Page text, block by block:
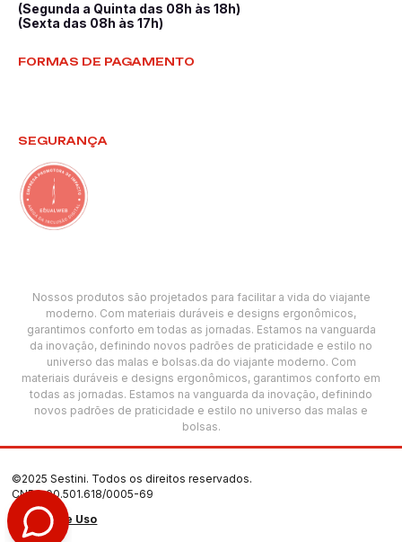
(Segunda a Quinta das 08h às 18h)
(Sexta das 08h às 17h)
FORMAS DE PAGAMENTO
SEGURANÇA
Nossos produtos são projetados para facilitar a vida do viajante
moderno. Com materiais duráveis e designs ergonômicos,
garantimos conforto em todas as jornadas. Estamos na vanguarda
da inovação, definindo novos padrões de praticidade e estilo no
universo das malas e bolsas.da do viajante moderno. Com
materiais duráveis e designs ergonômicos, garantimos conforto em
todas as jornadas. Estamos na vanguarda da inovação, definindo
novos padrões de praticidade e estilo no universo das malas e
bolsas.
©2025 Sestini. Todos os direitos reservados.
CNPJ: 00.501.618/0005-69
Termos de Uso